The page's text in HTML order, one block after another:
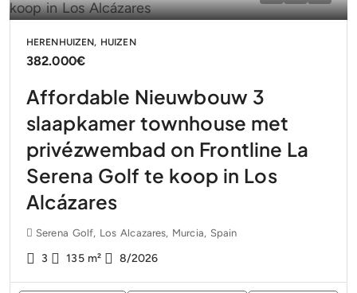
HERENHUIZEN, HUIZEN
382.000€
Affordable Nieuwbouw 3
slaapkamer townhouse met
privézwembad on Frontline La
Serena Golf te koop in Los
Alcázares
Serena Golf, Los Alcazares, Murcia, Spain
3 135 m² 8/2026